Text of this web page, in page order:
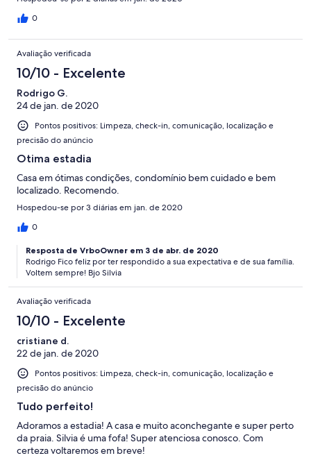
0
Avaliação verificada
10/10 - Excelente
Rodrigo G.
24 de jan. de 2020
Pontos positivos: Limpeza, check-in, comunicação, localização e
precisão do anúncio
Otima estadia
Casa em ótimas condições, condomínio bem cuidado e bem
localizado. Recomendo.
Hospedou-se por 3 diárias em jan. de 2020
0
Resposta de VrboOwner em 3 de abr. de 2020
Rodrigo Fico feliz por ter respondido a sua expectativa e de sua família.
Voltem sempre! Bjo Silvia
Avaliação verificada
10/10 - Excelente
cristiane d.
22 de jan. de 2020
Pontos positivos: Limpeza, check-in, comunicação, localização e
precisão do anúncio
Tudo perfeito!
Adoramos a estadia! A casa e muito aconchegante e super perto
da praia. Silvia é uma fofa! Super atenciosa conosco. Com
certeza voltaremos em breve!